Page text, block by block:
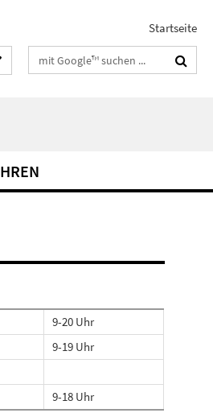
Startseite
Suchbegriffe
9-20 Uhr
9-19 Uhr
9-18 Uhr